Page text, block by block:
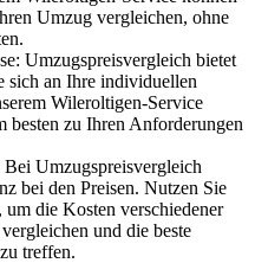
Umzug vergleichen, ohne
Umzugspreisvergleich bietet
sich an Ihre individuellen
Wileroltigen-Service
besten zu Ihren Anforderungen
Bei Umzugspreisvergleich
bei den Preisen. Nutzen Sie
die Kosten verschiedener
und die beste
treffen.